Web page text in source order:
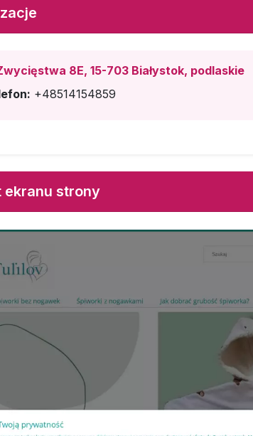
8E, 15-703 Białystok, podlaskie
+48514154859
ekranu strony